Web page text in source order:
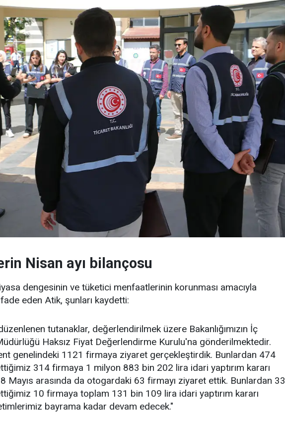
Nisan ayı bilançosu
dengesinin ve tüketici menfaatlerinin korunması amacıyla
eden Atik, şunları kaydetti:
tutanaklar, değerlendirilmek üzere Bakanlığımızın İç
Haksız Fiyat Değerlendirme Kurulu'na gönderilmektedir.
genelindeki 1121 firmaya ziyaret gerçekleştirdik. Bunlardan 474
314 firmaya 1 milyon 883 bin 202 lira idari yaptırım kararı
Mayıs arasında da otogardaki 63 firmayı ziyaret ettik. Bunlardan 33
10 firmaya toplam 131 bin 109 lira idari yaptırım kararı
bayrama kadar devam edecek."